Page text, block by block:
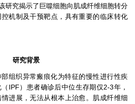
研究揭示了巨噬细胞向肌成纤维细胞转分
控机制及干预靶点 ， 具有重要的临床转化
研究背景
组织异常瘢痕化为特征的慢性进行性疾
IPF）患者确诊后中位生存期仅2-3年，
进展，无法从根本上治愈。肌成纤维细